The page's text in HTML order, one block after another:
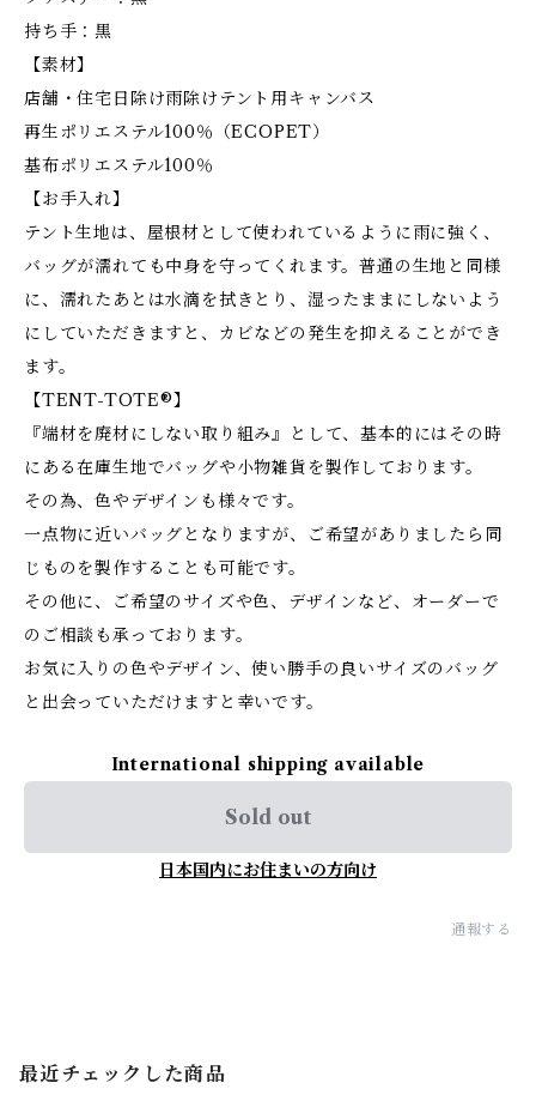
持ち手：黒
【素材】
店舗・住宅日除け雨除けテント用キャンバス
再生ポリエステル100％（ECOPET）
基布ポリエステル100％
【お手入れ】
テント生地は、屋根材として使われているように雨に強く、
バッグが濡れても中身を守ってくれます。普通の生地と同様
に、濡れたあとは水滴を拭きとり、湿ったままにしないよう
にしていただきますと、カビなどの発生を抑えることができ
ます。
【TENT-TOTE®】
『端材を廃材にしない取り組み』として、基本的にはその時
にある在庫生地でバッグや小物雑貨を製作しております。
その為、色やデザインも様々です。
一点物に近いバッグとなりますが、ご希望がありましたら同
じものを製作することも可能です。
その他に、ご希望のサイズや色、デザインなど、オーダーで
のご相談も承っております。
お気に入りの色やデザイン、使い勝手の良いサイズのバッグ
と出会っていただけますと幸いです。
International shipping available
Sold out
日本国内にお住まいの方向け
通報する
最近チェックした商品